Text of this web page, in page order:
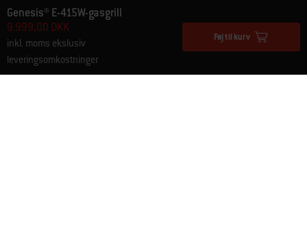
Genesis® E-415W-gasgrill
9.999,00 DKK
inkl. moms ekslusiv
leveringsomkostninger
Føj til kurv